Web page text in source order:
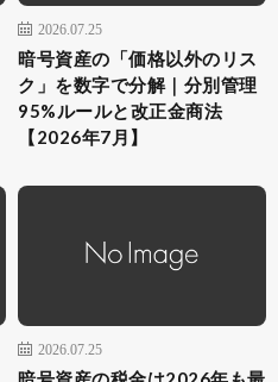
2026.07.25
暗号資産の「価格以外のリス
ク」を数字で分解｜分別管理
95%ルールと改正金商法
【2026年7月】
2026.07.25